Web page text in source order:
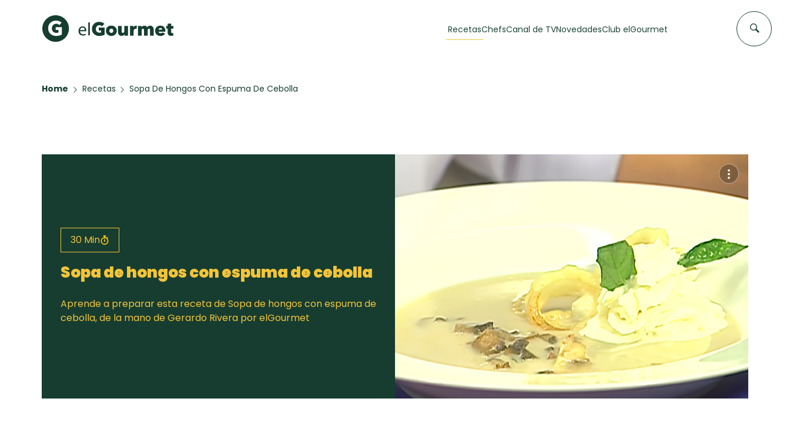
Recetas
60 min
Todas las recetas
ChefsCanal de TVNovedadesClub elGourmet
Home Recetas Sopa De Hongos Con Espuma De Cebolla
30 Min
Sopa de hongos con espuma de cebolla
Aprende a preparar esta receta de Sopa de hongos con espuma de
cebolla, de la mano de Gerardo Rivera por elGourmet